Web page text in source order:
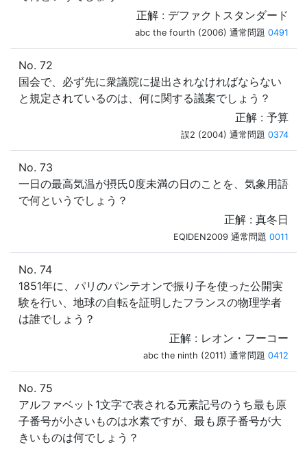
正解 : デファクトスタンダード
abc the fourth (2006) 通常問題 0491
No. 72
国会で、必ず先に衆議院に提出されなければならない
と規定されているのは、何に関する議案でしょう？
正解 : 予算
誤2 (2004) 通常問題 0374
No. 73
一日の最高気温が摂氏0度未満の日のことを、気象用語
で何というでしょう？
正解 : 真冬日
EQIDEN2009 通常問題 0011
No. 74
1851年に、パリのパンテオンで振り子を使った公開実
験を行い、地球の自転を証明したフランスの物理学者
は誰でしょう？
正解 : レオン・フーコー
abc the ninth (2011) 通常問題 0412
No. 75
アルファベット1文字で表される元素記号のうち最も原
子番号が小さいものは水素ですが、最も原子番号が大
きいものは何でしょう？